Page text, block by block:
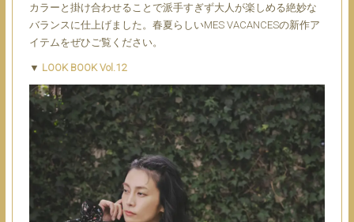
カラーと掛け合わせることで派手すぎず大人が楽しめる絶妙な
バランスに仕上げました。春夏らしいMES VACANCESの新作ア
イテムをぜひご覧ください。
▼ LOOK BOOK Vol.12